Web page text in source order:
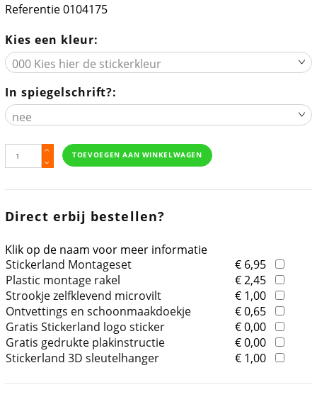
Referentie0104175
Kies een kleur:
In spiegelschrift?:
TOEVOEGEN AAN WINKELWAGEN
Direct erbij bestellen?
Klik op de naam voor meer informatie
Stickerland Montageset
€ 6,95
Plastic montage rakel
€ 2,45
Strookje zelfklevend microvilt
€ 1,00
Ontvettings en schoonmaakdoekje
€ 0,65
Gratis Stickerland logo sticker
€ 0,00
Gratis gedrukte plakinstructie
€ 0,00
Stickerland 3D sleutelhanger
€ 1,00